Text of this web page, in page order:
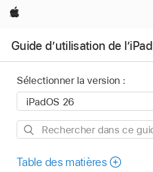
Apple
Guide d’utilisation de l’iPad
Sélectionner la version :
Rechercher
ce
Table des matières